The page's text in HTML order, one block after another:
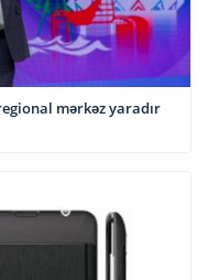
mərkəz yaradır